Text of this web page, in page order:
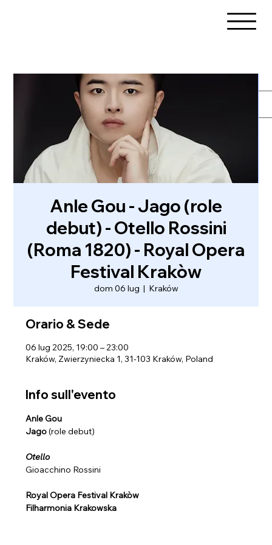
Anle Gou - Jago (role
debut) - Otello Rossini
(Roma 1820) - Royal Opera
Festival Krakòw
dom 06 lug
  |
Kraków
Orario & Sede
06 lug 2025, 19:00 – 23:00
Kraków, Zwierzyniecka 1, 31-103 Kraków, Poland
Info sull'evento
Anle Gou
Jago (role debut)
Otello
Gioacchino Rossini
Royal Opera Festival Krakòw
Filharmonia Krakowska